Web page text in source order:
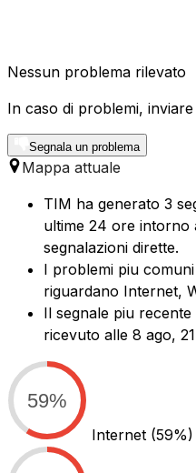
Nessun problema rilevato
In caso di problemi,
Segnala un problema
Mappa attuale
TIM ha generato 3
ultime 24 ore intorno
segnalazioni dirette.
I problemi piu
riguardano Internet,
Il segnale piu
ricevuto alle 8 ago,
59%
Internet (59%)